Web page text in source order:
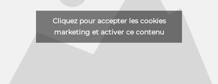
Cliquez pour accepter les cookies
marketing et activer ce contenu